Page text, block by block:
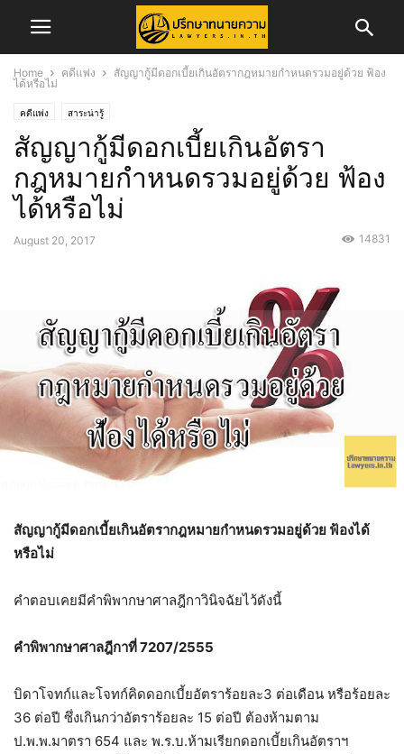
Home คดีแพ่ง
สัญญากู้มีดอกเบี้ยเกินอัตรากฎหมายกำหนดรวมอยู่ด้วย ฟ้อง
ได้หรือไม่
คดีแพ่ง สาระน่ารู้
สัญญากู้มีดอกเบี้ยเกินอัตรา
กฎหมายกำหนดรวมอยู่ด้วย ฟ้อง
ได้หรือไม่
August 20, 2017 14831
สัญญากู้มีดอกเบี้ยเกินอัตรากฎหมายกำหนดรวมอยู่ด้วย ฟ้องได้
หรือไม่
คำตอบเคยมีคำพิพากษาศาลฎีกาวินิจฉัยไว้ดังนี้
คำพิพากษาศาลฎีกาที่ 7207/2555
บิดาโจทก์และโจทก์คิดดอกเบี้ยอัตราร้อยละ3 ต่อเดือน หรือร้อยละ
36 ต่อปี ซึ่งเกินกว่าอัตราร้อยละ 15 ต่อปี ต้องห้ามตาม
ป.พ.พ.มาตรา 654 และ พ.ร.บ.ห้ามเรียกดอกเบี้ยเกินอัตราฯ